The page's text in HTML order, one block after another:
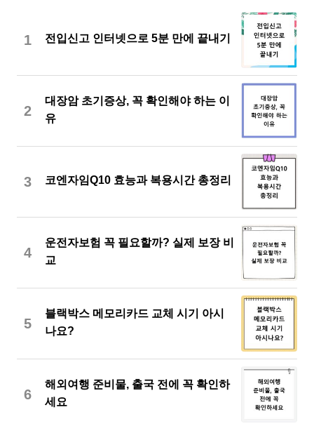
1 전입신고 인터넷으로 5분 만에 끝내기
2
대장암 초기증상, 꼭 확인해야 하는 이
유
3 코엔자임Q10 효능과 복용시간 총정리
4
운전자보험 꼭 필요할까? 실제 보장 비
교
5
블랙박스 메모리카드 교체 시기 아시
나요?
6
해외여행 준비물, 출국 전에 꼭 확인하
세요